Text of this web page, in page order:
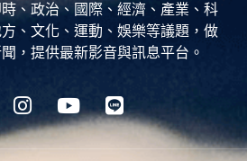
、政治、國際、經濟、產業、科
、文化、運動、娛樂等議題，做
，提供最新影音與訊息平台。